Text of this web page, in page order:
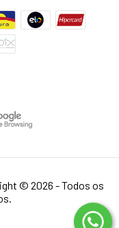
© 2026 - Todos os